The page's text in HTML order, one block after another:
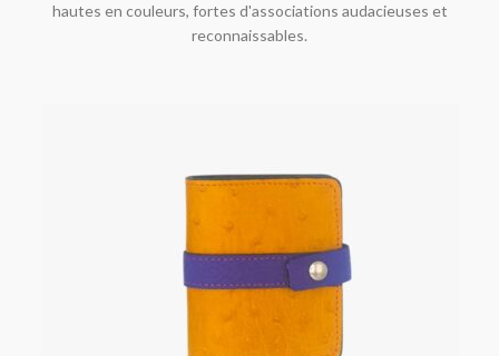
hautes en couleurs, fortes d'associations audacieuses et
reconnaissables.